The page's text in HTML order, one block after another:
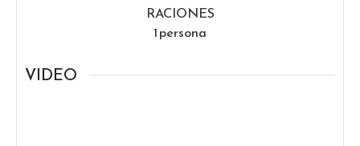
RACIONES
1persona
VIDEO